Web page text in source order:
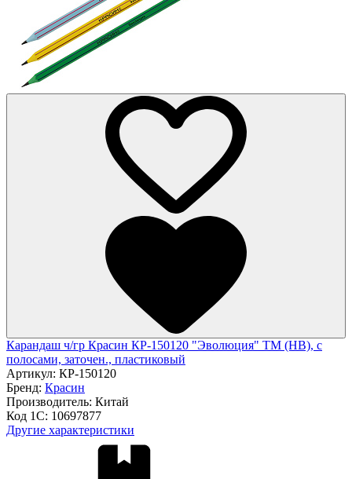
Карандаш ч/гр Красин КР-150120 "Эволюция" ТМ (HB), с
полосами, заточен., пластиковый
Артикул: КР-150120
Бренд: Красин
Производитель: Китай
Код 1С: 10697877
Другие характеристики